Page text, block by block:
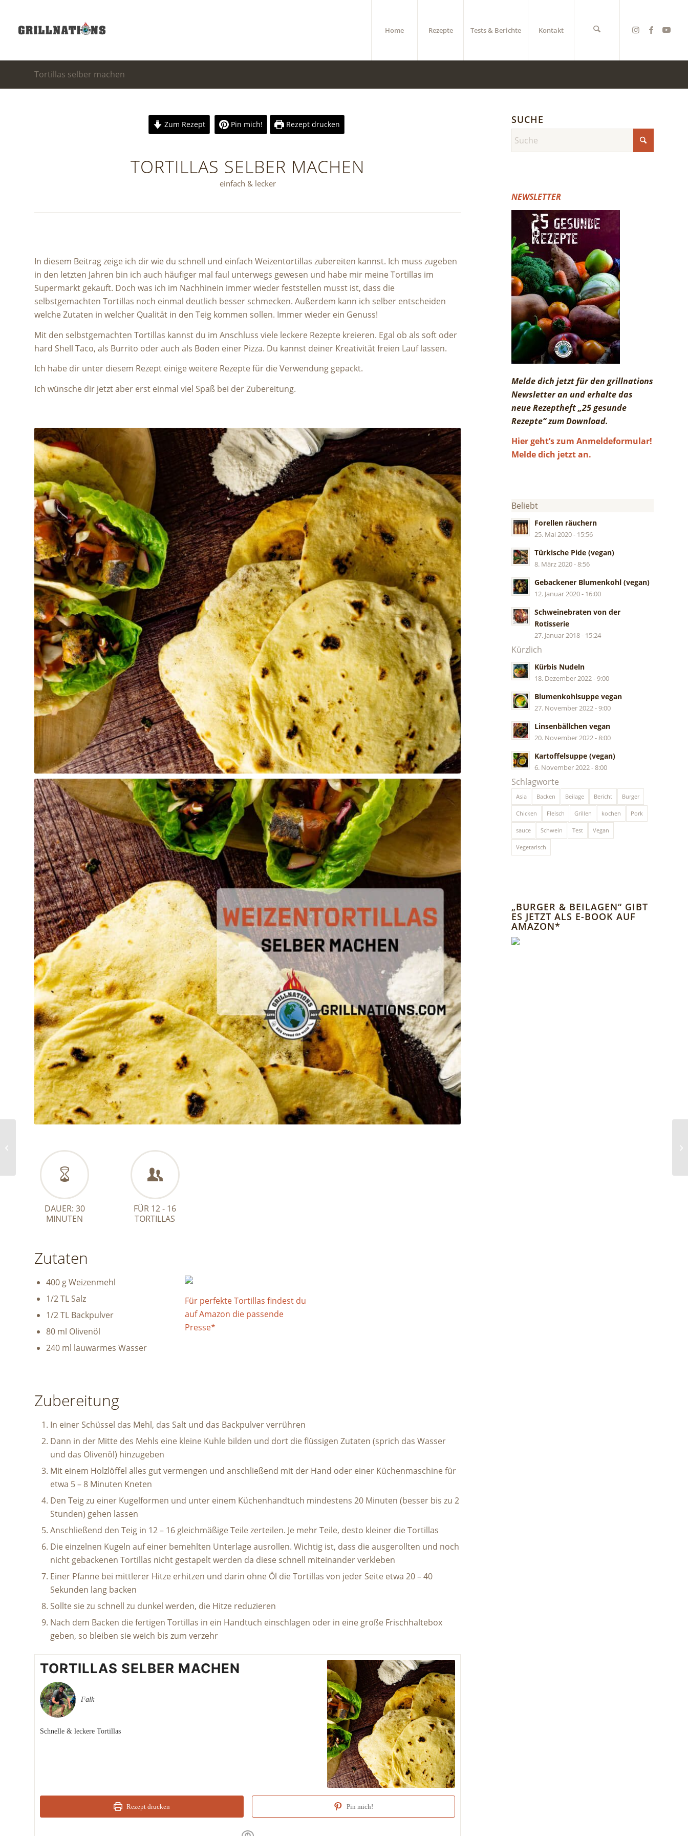
Home Rezepte Tests & Berichte Kontakt
Tortillas selber machen
Zum Rezept Pin mich! Rezept drucken
TORTILLAS SELBER MACHEN
einfach & lecker
In diesem Beitrag zeige ich dir wie du schnell und einfach Weizentortillas zubereiten kannst. Ich muss zugeben
in den letzten Jahren bin ich auch häufiger mal faul unterwegs gewesen und habe mir meine Tortillas im
Supermarkt gekauft. Doch was ich im Nachhinein immer wieder feststellen musst ist, dass die
selbstgemachten Tortillas noch einmal deutlich besser schmecken. Außerdem kann ich selber entscheiden
welche Zutaten in welcher Qualität in den Teig kommen sollen. Immer wieder ein Genuss!
Mit den selbstgemachten Tortillas kannst du im Anschluss viele leckere Rezepte kreieren. Egal ob als soft oder
hard Shell Taco, als Burrito oder auch als Boden einer Pizza. Du kannst deiner Kreativität freien Lauf lassen.
Ich habe dir unter diesem Rezept einige weitere Rezepte für die Verwendung gepackt.
Ich wünsche dir jetzt aber erst einmal viel Spaß bei der Zubereitung.
DAUER: 30
MINUTEN
FÜR 12 - 16
TORTILLAS
Zutaten
400 g Weizenmehl
1/2 TL Salz
1/2 TL Backpulver
80 ml Olivenöl
240 ml lauwarmes Wasser
Für perfekte Tortillas findest du
auf Amazon die passende
Presse*
Zubereitung
In einer Schüssel das Mehl, das Salt und das Backpulver verrühren
Dann in der Mitte des Mehls eine kleine Kuhle bilden und dort die flüssigen Zutaten (sprich das Wasser
und das Olivenöl) hinzugeben
Mit einem Holzlöffel alles gut vermengen und anschließend mit der Hand oder einer Küchenmaschine für
etwa 5 – 8 Minuten Kneten
Den Teig zu einer Kugelformen und unter einem Küchenhandtuch mindestens 20 Minuten (besser bis zu 2
Stunden) gehen lassen
Anschließend den Teig in 12 – 16 gleichmäßige Teile zerteilen. Je mehr Teile, desto kleiner die Tortillas
Die einzelnen Kugeln auf einer bemehlten Unterlage ausrollen. Wichtig ist, dass die ausgerollten und noch
nicht gebackenen Tortillas nicht gestapelt werden da diese schnell miteinander verkleben
Einer Pfanne bei mittlerer Hitze erhitzen und darin ohne Öl die Tortillas von jeder Seite etwa 20 – 40
Sekunden lang backen
Sollte sie zu schnell zu dunkel werden, die Hitze reduzieren
Nach dem Backen die fertigen Tortillas in ein Handtuch einschlagen oder in eine große Frischhaltebox
geben, so bleiben sie weich bis zum verzehr
TORTILLAS SELBER MACHEN
Falk
Schnelle & leckere Tortillas
Rezept drucken Pin mich!
SUCHE
NEWSLETTER
Melde dich jetzt für den grillnations
Newsletter an und erhalte das
neue Rezeptheft „25 gesunde
Rezepte“ zum Download.
Hier geht’s zum Anmeldeformular!
Melde dich jetzt an.
Beliebt
Forellen räuchern
25. Mai 2020 - 15:56
Türkische Pide (vegan)
8. März 2020 - 8:56
Gebackener Blumenkohl (vegan)
12. Januar 2020 - 16:00
Schweinebraten von der
Rotisserie
27. Januar 2018 - 15:24
Kürzlich
Kürbis Nudeln
18. Dezember 2022 - 9:00
Blumenkohlsuppe vegan
27. November 2022 - 9:00
Linsenbällchen vegan
20. November 2022 - 8:00
Kartoffelsuppe (vegan)
6. November 2022 - 8:00
Schlagworte
Asia Backen Beilage Bericht Burger
Chicken Fleisch Grillen kochen Pork
sauce Schwein Test Vegan
Vegetarisch
„BURGER & BEILAGEN“ GIBT
ES JETZT ALS E-BOOK AUF
AMAZON*